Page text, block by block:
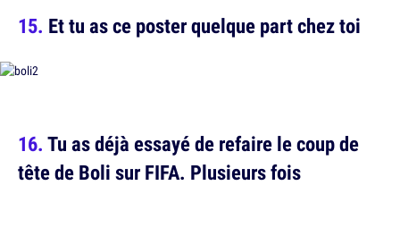
Et tu as ce poster quelque part chez toi
Tu as déjà essayé de refaire le coup de
tête de Boli sur FIFA. Plusieurs fois